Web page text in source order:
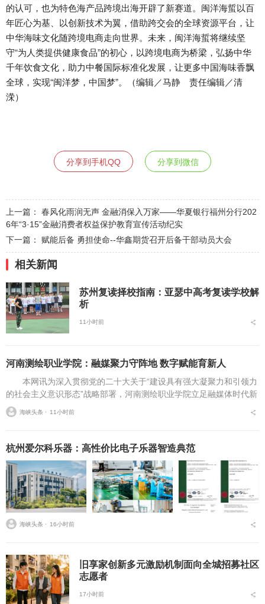
的认可，也为特色海产品跨境出海开辟了新赛道。闽洋海蜇以百
年匠心为基、以创新技术为翼，借助跨交会的全球资源平台，让
中华海味文化随跨境电商走向世界。未来，闽洋海蜇将继续坚
守“为人类提供健康食品”的初心，以跨境电商为桥梁，弘扬中华
千年饮食文化，助力中餐国际标准化发展，让更多中国海味香飘
全球，实现“闽洋梦，中国梦”。（编辑／马静 责任编辑／清
溁）
分享到手机QQ 分享到微信
上一篇： 春风化雨润无声 金融消保入万家——华夏银行福州分行202
6年“3·15”金融消费者权益保护教育宣传活动纪实
下一篇： 赋能后备 勇担使命--华鑫期货召开后备干部动员大会
相关新闻
苏州复读择校指南：亚瑟中高考复读学校解
析
11小时前
河南测绘职业学院：融媒聚力守阵地 数字赋能育新人
本网讯为深入贯彻党的二十大关于“建设具有强大凝聚力和引领力
的社会主义意识形态”战略部署，河南测绘职业学院立足融媒体时代新
挑战，扎实推进在风险研判、机制创新、技术赋能、实践育人等方面
的路径分析与研...
海峡头条 ⋅ 11小时前
杭州爱尔科乐器：高性价比电子乐器智造典范
海峡头条 ⋅ 16小时前
旧享家创新多元激励机制面向全城招募社区
志愿者
17小时前